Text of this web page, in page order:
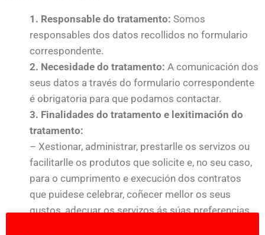
1. Responsable do tratamento: Somos
responsables dos datos recollidos no formulario
correspondente.
2. Necesidade do tratamento: A comunicación dos
seus datos a través do formulario correspondente
é obrigatoria para que podamos contactar.
3. Finalidades do tratamento e lexitimación do
tratamento:
– Xestionar, administrar, prestarlle os servizos ou
facilitarlle os produtos que solicite e, no seu caso,
para o cumprimento e execución dos contratos
que puidese celebrar, coñecer mellor os seus
gustos, adecuar os servizos ás súas preferencias.